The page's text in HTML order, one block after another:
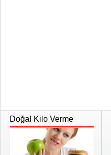
Doğal Kilo Verme